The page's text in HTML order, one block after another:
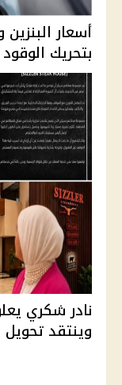
أسعار
بتحريك
نادر شكري
وينتقد